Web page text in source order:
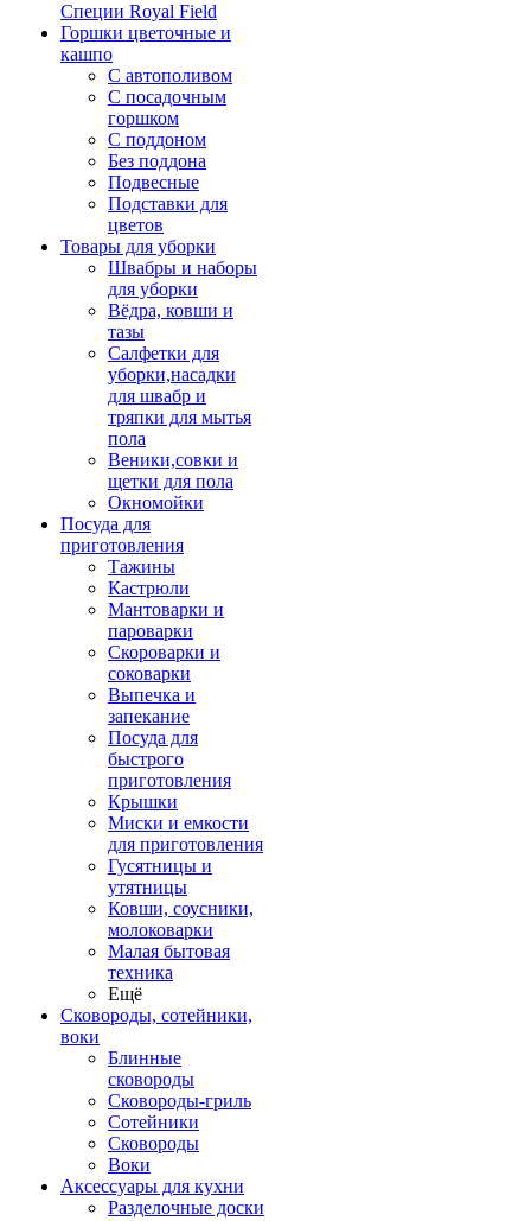
Специи Royal Field
Горшки цветочные и
кашпо
С автополивом
С посадочным
горшком
С поддоном
Без поддона
Подвесные
Подставки для
цветов
Товары для уборки
Швабры и наборы
для уборки
Вёдра, ковши и
тазы
Салфетки для
уборки,насадки
для швабр и
тряпки для мытья
пола
Веники,совки и
щетки для пола
Окномойки
Посуда для
приготовления
Тажины
Кастрюли
Мантоварки и
пароварки
Скороварки и
соковарки
Выпечка и
запекание
Посуда для
быстрого
приготовления
Крышки
Миски и емкости
для приготовления
Гусятницы и
утятницы
Ковши, соусники,
молоковарки
Малая бытовая
техника
Ещё
Сковороды, сотейники,
воки
Блинные
сковороды
Сковороды-гриль
Сотейники
Сковороды
Воки
Аксессуары для кухни
Разделочные доски